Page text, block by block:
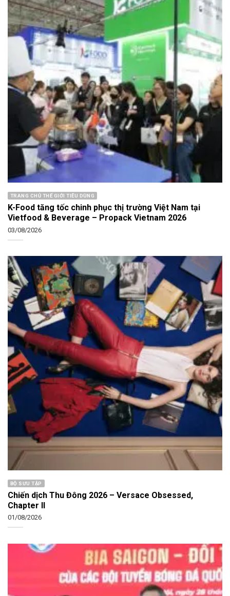
TRANG CHỦ THẾ GIỚI TIÊU DÙNG
K-Food tăng tốc chinh phục thị trường Việt Nam tại
Vietfood & Beverage – Propack Vietnam 2026
03/08/2026
BỘ SƯU TẬP
Chiến dịch Thu Đông 2026 – Versace Obsessed,
Chapter II
01/08/2026